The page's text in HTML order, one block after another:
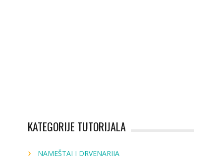
KATEGORIJE TUTORIJALA
NAMEŠTAJ I DRVENARIJA